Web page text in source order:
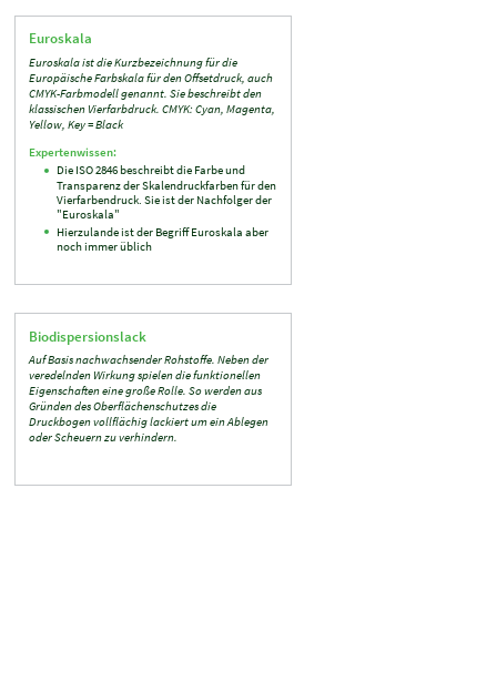
Euroskala
Euroskala ist die Kurzbezeichnung für die
Europäische Farbskala für den Offsetdruck, auch
CMYK-Farbmodell genannt. Sie beschreibt den
klassischen Vierfarbdruck. CMYK: Cyan, Magenta,
Yellow, Key = Black
Expertenwissen:
Die ISO 2846 beschreibt die Farbe und
Transparenz der Skalendruckfarben für den
Vierfarbendruck. Sie ist der Nachfolger der
"Euroskala"
Hierzulande ist der Begriff Euroskala aber
noch immer üblich
Biodispersionslack
Auf Basis nachwachsender Rohstoffe. Neben der
veredelnden Wirkung spielen die funktionellen
Eigenschaften eine große Rolle. So werden aus
Gründen des Oberflächenschutzes die
Druckbogen vollflächig lackiert um ein Ablegen
oder Scheuern zu verhindern.